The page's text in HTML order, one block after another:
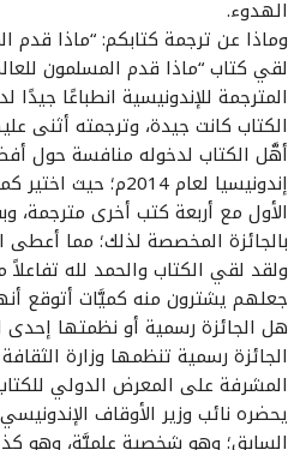
الهدوء.
وماذا عن ترجمة كتابكم: “ماذا قدم
لقي كتاب “ماذا قدم المسلمون
المترجمة للإندونيسية انطباعًا
الكتاب كانت جيدة، وترجمته أثنى
أهَّل الكتاب لدخوله منافسة حول
إندونيسيا لعام
الأول مع أربعة كتب أخرى مترجمة،
بالجائزة المخصصة لذلك؛ مما أعطى
ولقد لقي الكتاب والحمد لله تفاعلاً
جعلهم يشترون منه كميَّات أتوقع
هل الجائزة رسمية أو نظمتها إحدى
الجائزة رسمية تنظمها وزارة
المشرفة على المعرض الدولي
يحضره نائب وزير الأوقاف
السابق؛ وهو شخصية علميَّة، وهو